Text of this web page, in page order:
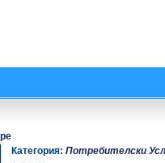
Категория: Потребителски